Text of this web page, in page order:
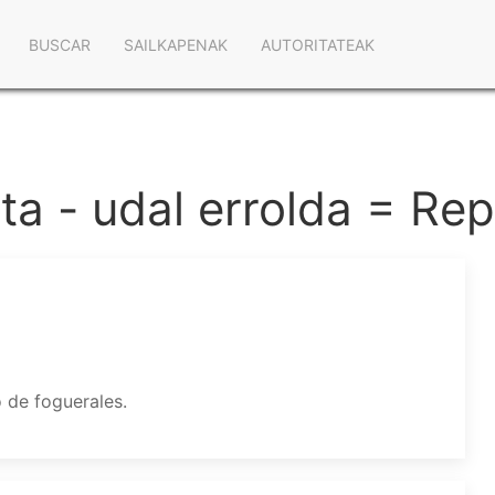
BUSCAR SAILKAPENAK AUTORITATEAK
- udal errolda =
foguerales.